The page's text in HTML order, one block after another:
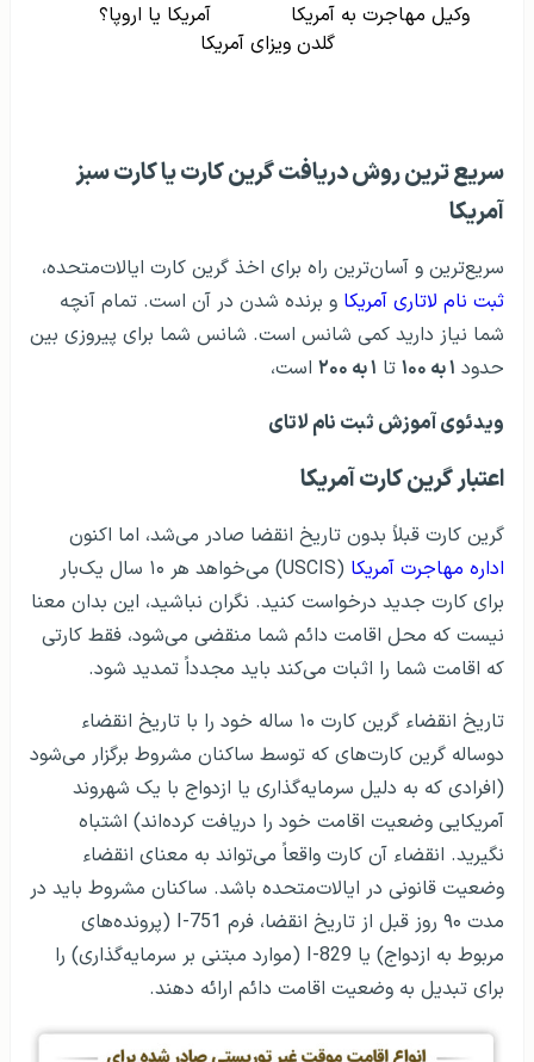
وکیل مهاجرت به آمریکا
آمریکا یا اروپا؟
گلدن ویزای آمریکا
سریع ترین روش دریافت گرین کارت یا کارت سبز
آمریکا
سریع‌ترین و آسان‌ترین راه برای اخذ گرین کارت ایالات‌متحده،
ثبت نام لاتاری آمریکا و برنده شدن در آن است. تمام آنچه
شما نیاز دارید کمی شانس است. شانس شما برای پیروزی بین
حدود ۱ به ۱۰۰ تا ۱ به ۲۰۰
است،
ویدئوی آموزش ثبت نام لاتای
اعتبار گرین کارت آمریکا
گرین کارت قبلاً بدون تاریخ انقضا صادر می‌شد، اما اکنون
اداره مهاجرت آمریکا
(USCIS) می‌خواهد هر ۱۰ سال یک‌بار
برای کارت جدید درخواست کنید. نگران نباشید، این بدان معنا
نیست که محل اقامت دائم شما منقضی می‌شود، فقط کارتی
که اقامت شما را اثبات می‌کند باید مجدداً تمدید شود.
تاریخ انقضاء گرین کارت ۱۰ ساله خود را با تاریخ انقضاء
دوساله گرین کارت‌های که توسط ساکنان مشروط برگزار می‌شود
(افرادی که به دلیل سرمایه‌گذاری یا ازدواج با یک شهروند
آمریکایی وضعیت اقامت خود را دریافت کرده‌اند) اشتباه
نگیرید. انقضاء آن کارت واقعاً می‌تواند به معنای انقضاء
وضعیت قانونی در ایالات‌متحده باشد. ساکنان مشروط باید در
مدت ۹۰ روز قبل از تاریخ انقضا، فرم I-751 (پرونده‌های
مربوط به ازدواج) یا I-829 (موارد مبتنی بر سرمایه‌گذاری) را
برای تبدیل به وضعیت اقامت دائم ارائه دهند.